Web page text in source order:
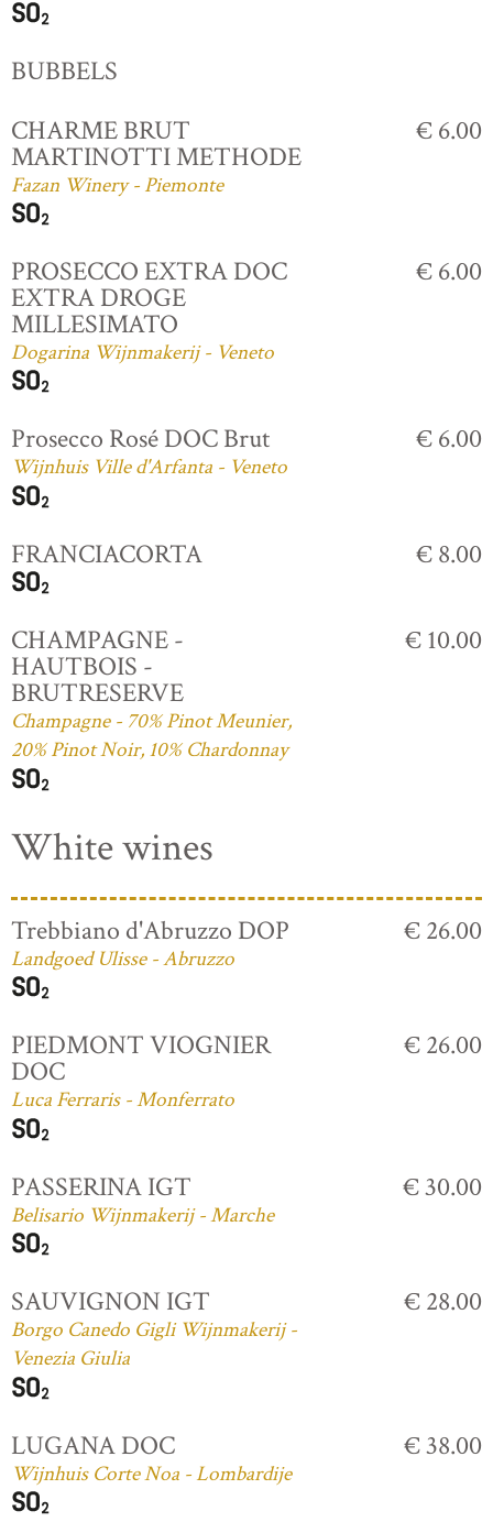
BUBBELS
CHARME BRUT
MARTINOTTI METHODE
Fazan Winery - Piemonte
€ 6.00
PROSECCO EXTRA DOC
EXTRA DROGE
MILLESIMATO
Dogarina Wijnmakerij - Veneto
€ 6.00
Prosecco Rosé DOC Brut
Wijnhuis Ville d'Arfanta - Veneto
€ 6.00
FRANCIACORTA € 8.00
CHAMPAGNE -
HAUTBOIS -
BRUTRESERVE
Champagne - 70% Pinot Meunier,
20% Pinot Noir, 10% Chardonnay
€ 10.00
White wines
Trebbiano d'Abruzzo DOP
Landgoed Ulisse - Abruzzo
€ 26.00
PIEDMONT VIOGNIER
DOC
Luca Ferraris - Monferrato
€ 26.00
PASSERINA IGT
Belisario Wijnmakerij - Marche
€ 30.00
SAUVIGNON IGT
Borgo Canedo Gigli Wijnmakerij -
Venezia Giulia
€ 28.00
LUGANA DOC
Wijnhuis Corte Noa - Lombardije
€ 38.00